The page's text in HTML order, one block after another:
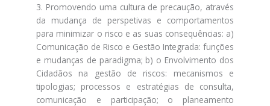
3. Promovendo uma cultura de precaução, através
da mudança de perspetivas e comportamentos
para minimizar o risco e as suas consequências: a)
Comunicação de Risco e Gestão Integrada: funções
e mudanças de paradigma; b) o Envolvimento dos
Cidadãos na gestão de riscos: mecanismos e
tipologias; processos e estratégias de consulta,
comunicação e participação; o planeamento